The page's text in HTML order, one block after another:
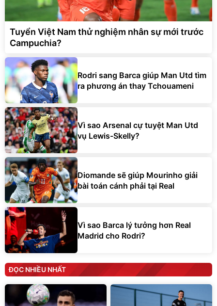
Tuyển Việt Nam thử nghiệm nhân sự mới trước
Campuchia?
Rodri sang Barca giúp Man Utd tìm
ra phương án thay Tchouameni
Vì sao Arsenal cự tuyệt Man Utd
vụ Lewis-Skelly?
Diomande sẽ giúp Mourinho giải
bài toán cánh phải tại Real
Vì sao Barca lý tưởng hơn Real
Madrid cho Rodri?
ĐỌC NHIỀU NHẤT